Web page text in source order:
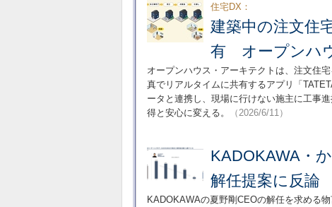
住宅DX：
建築中の注文住
有 オープンハ
オープンハウス・アーキテクトは、注文住
真でリアルタイムに共有するアプリ「
ータと連携し、現場に行けない施主に工事
得と安心に変える。
（2026/6/11）
KADOKAWA・
解任提案に反論
KADOKAWAの夏野剛CEOの解任を求める